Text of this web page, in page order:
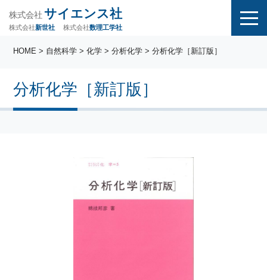
株式会社 サイエンス社
株式会社新世社 株式会社数理工学社
分析化学［新訂版］
HOME > 自然科学 >化学 >分析化学 > 分析化学［新訂版］